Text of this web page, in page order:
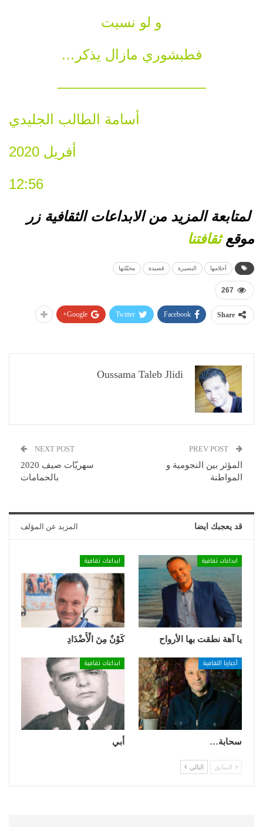
و لو نسيت
فطبشوري مازال يذكر…
——————————–
أسامة الطالب الجليدي
أفريل 2020
12:56
لمتابعة المزيد من الابداعات الثقافية زر
موقعثقافتنا
أحلامها البصيرة قصيدة مخيّلتها
267
Share
Facebook
Twitter
Google+
Oussama Taleb Jlidi
المؤثر بين النجومية و
المواطنة
NEXT POST
سهريّات صيف 2020
بالحمامات
قد يعجبك ايضا المزيد عن المؤلف
ابداعات ثقافية
يا آهة نطقت بها الأرواح
ابداعات ثقافية
كَوْنٌ مِنَ الْأَضْدَادِ
أخبارنا الثقافية
سحابة…
ابداعات ثقافية
أبي
السابق التالي